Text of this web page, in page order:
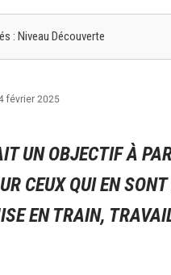
: Niveau Découverte
février 2025
UN OBJECTIF À
CEUX QUI EN
EN TRAIN,